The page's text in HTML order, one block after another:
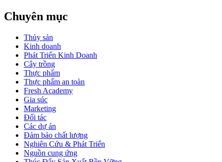
Chuyên mục
Thủy sản
Kinh doanh
Phát Triển Kinh Doanh
Cây trồng
Thực phẩm
Thực phẩm an toàn
Fresh Academy
Gia súc
Marketing
Đối tác
Các dự án
Đảm bảo chất lượng
Nghiên Cứu & Phát Triển
Nguồn cung ứng